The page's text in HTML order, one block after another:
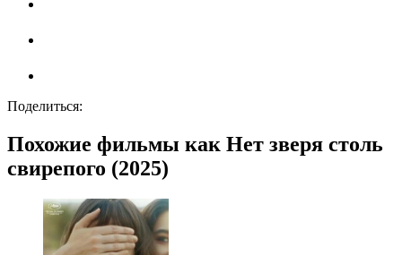
Поделиться:
Похожие фильмы как Нет зверя столь
свирепого (2025)